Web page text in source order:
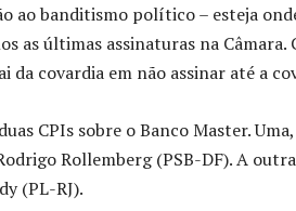
ao banditismo político – esteja
as últimas assinaturas na
da covardia em não assinar até a
CPIs sobre o Banco Master.
Rollemberg (PSB-DF). A
(PL-RJ).